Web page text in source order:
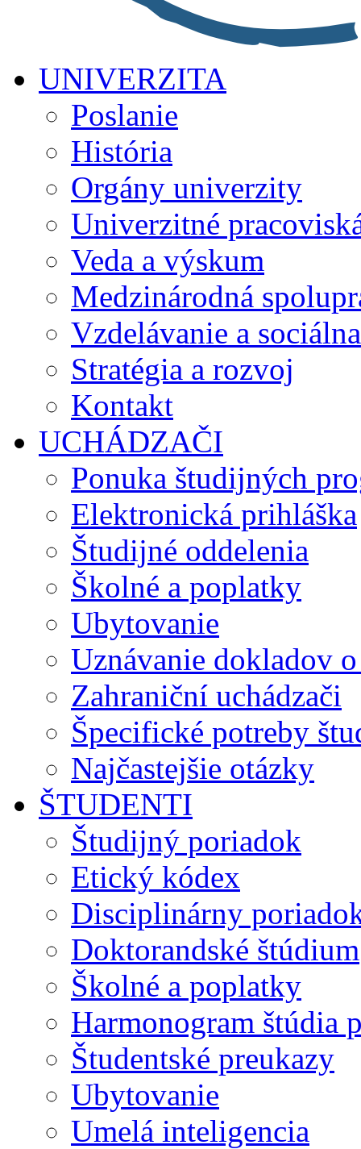
UNIVERZITA
Poslanie
História
Orgány univerzity
Univerzitné
Veda a výskum
Medzinárodná
Vzdelávanie a
Stratégia a rozvoj
Kontakt
UCHÁDZAČI
Ponuka študijných
Elektronická prihláška
Študijné oddelenia
Školné a poplatky
Ubytovanie
Uznávanie dokladov
Zahraniční uchádzači
Špecifické potreby
Najčastejšie otázky
ŠTUDENTI
Študijný poriadok
Etický kódex
Disciplinárny
Doktorandské štúdium
Školné a poplatky
Harmonogram štúdia
Študentské preukazy
Ubytovanie
Umelá inteligencia